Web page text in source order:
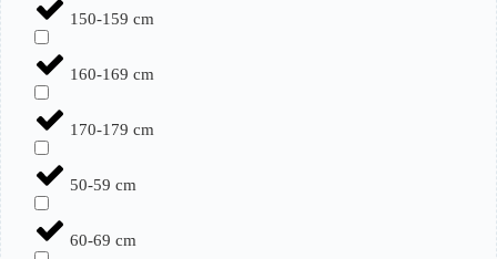
150-159 cm
160-169 cm
170-179 cm
50-59 cm
60-69 cm